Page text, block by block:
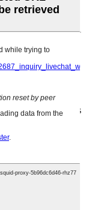
el premio
de Zhejiang".
con nuestras